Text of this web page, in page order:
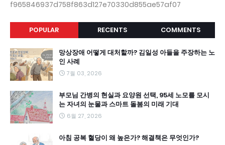
f965846937d758f863d127e70330d855ae57af07
POPULAR RECENTS COMMENTS
망상장애 어떻게 대처할까? 김일성 아들을 주장하는 노
인 사례
7월 03, 2026
부모님 간병의 현실과 요양원 선택, 95세 노모를 모시
는 자녀의 눈물과 스마트 돌봄의 미래 기대
6월 27, 2026
아침 공복 혈당이 왜 높은가? 해결책은 무엇인가?